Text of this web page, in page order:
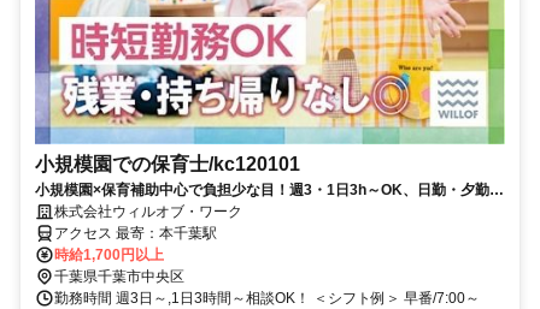
小規模園での保育士/kc120101
小規模園×保育補助中心で負担少な目！週3・1日3h～OK、日勤・夕勤等
の選択可！ミドルシニアも
株式会社ウィルオブ・ワーク
アクセス 最寄：本千葉駅
時給1,700円以上
千葉県千葉市中央区
勤務時間 週3日～,1日3時間～相談OK！ ＜シフト例＞ 早番/7:00～